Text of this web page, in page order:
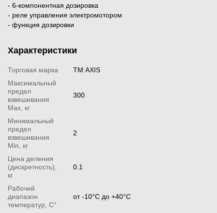
- 6-компонентная дозировка
- реле управления электромотором
- функция дозировки
Характеристики
Торговая марка
ТМ AXIS
Максимальный
предел
взвешивания
Мах, кг
300
Минимальный
предел
взвешивания
Min, кг
2
Цена деления
(дискретность),
кг
0.1
Рабочий
диапазон
температур, С°
от -10°С до +40°С